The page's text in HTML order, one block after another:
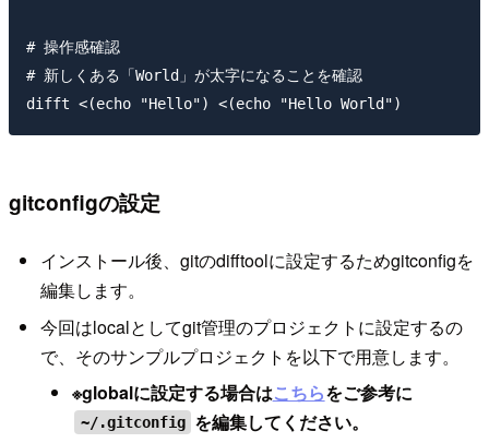
# 操作感確認
# 新しくある「World」が太字になることを確認
gitconfigの設定
インストール後、gitのdifftoolに設定するためgitconfigを
編集します。
今回はlocalとしてgit管理のプロジェクトに設定するの
で、そのサンプルプロジェクトを以下で用意します。
※globalに設定する場合はこちらをご参考に
~/.gitconfig を編集してください。